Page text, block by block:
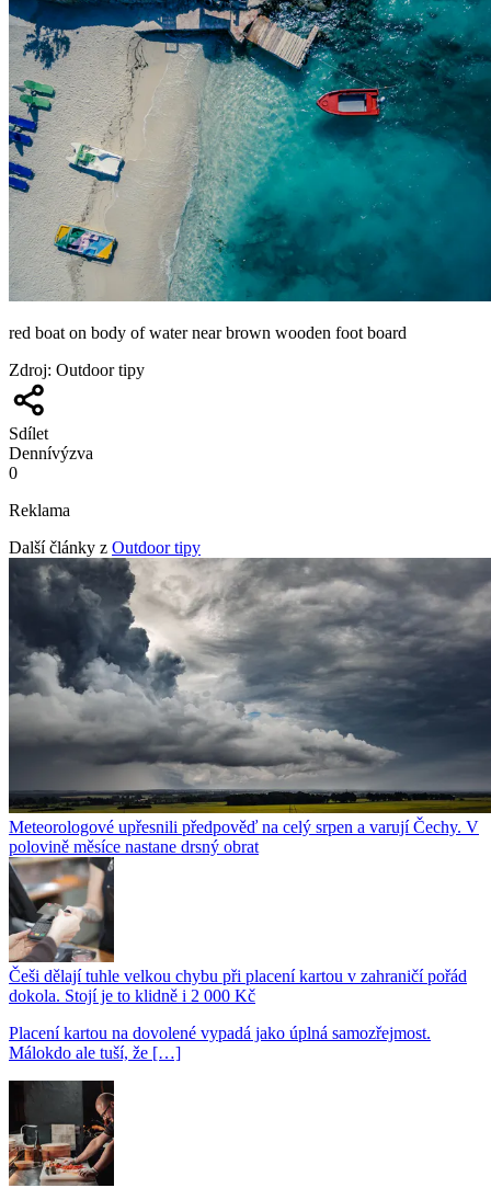
red boat on body of water near brown wooden foot board
Zdroj: Outdoor tipy
Sdílet
Dennívýzva
0
Reklama
Další články z Outdoor tipy
Meteorologové upřesnili předpověď na celý srpen a varují Čechy. V
polovině měsíce nastane drsný obrat
Češi dělají tuhle velkou chybu při placení kartou v zahraničí pořád
dokola. Stojí je to klidně i 2 000 Kč
Placení kartou na dovolené vypadá jako úplná samozřejmost.
Málokdo ale tuší, že […]